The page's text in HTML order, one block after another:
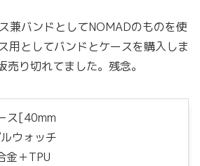
兼バンドとしてNOMADのものを使
用としてバンドとケースを購入しま
売り切れてました。残念。
ス[40mm
ウォッチ
金＋TPU